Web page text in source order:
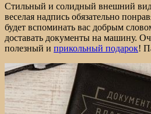
Стильный и солидный внешний
веселая надпись обязательно
будет вспоминать вас добрым
доставать документы на машину.
полезный и прикольный подарок!